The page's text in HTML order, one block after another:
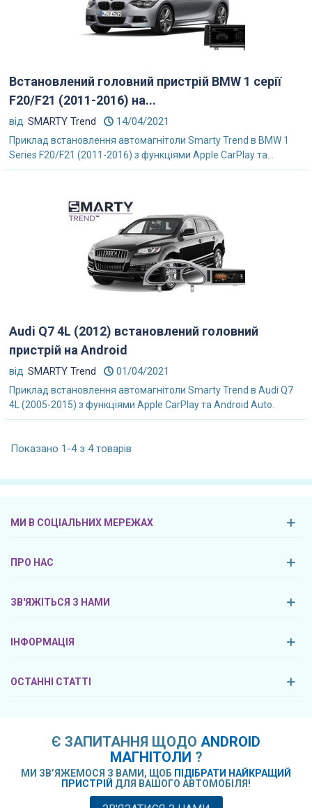
Встановлений головний пристрій BMW 1 серії
F20/F21 (2011-2016) на...
від SMARTY Trend 14/04/2021
Приклад встановлення автомагнітоли Smarty Trend в BMW 1
Series F20/F21 (2011-2016) з функціями Apple CarPlay та...
Audi Q7 4L (2012) встановлений головний
пристрій на Android
від SMARTY Trend 01/04/2021
Приклад встановлення автомагнітоли Smarty Trend в Audi Q7
4L (2005-2015) з функціями Apple CarPlay та Android Auto.
Показано 1-4 з 4 товарів
МИ В СОЦІАЛЬНИХ МЕРЕЖАХ
ПРО НАС
ЗВ'ЯЖІТЬСЯ З НАМИ
ІНФОРМАЦІЯ
ОСТАННІ СТАТТІ
Є ЗАПИТАННЯ ЩОДО ANDROID
МАГНІТОЛИ ?
МИ ЗВ’ЯЖЕМОСЯ З ВАМИ, ЩОБ ПІДІБРАТИ НАЙКРАЩИЙ
ПРИСТРІЙ ДЛЯ ВАШОГО АВТОМОБІЛЯ!